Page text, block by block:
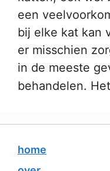
een
bij elke kat kan
er misschien
in de meeste
behandelen.
home